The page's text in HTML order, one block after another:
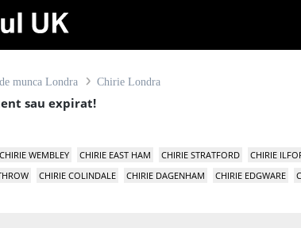
munca Londra Chirie Londra
sau expirat!
CHIRIE WEMBLEY CHIRIE EAST HAM CHIRIE STRATFORD CHIRIE
CHIRIE COLINDALE CHIRIE DAGENHAM CHIRIE EDGWARE